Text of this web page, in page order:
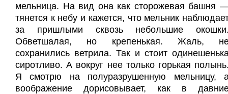
мельница. На вид она как сторожевая башня
тянется к небу и кажется, что мельник
за пришлыми сквозь небольшие
Обветшалая, но крепенькая. Жаль,
сохранились ветрила. Так и стоит
сиротливо. А вокруг нее только горькая
Я смотрю на полуразрушенную мельницу,
воображение дорисовывает, как в